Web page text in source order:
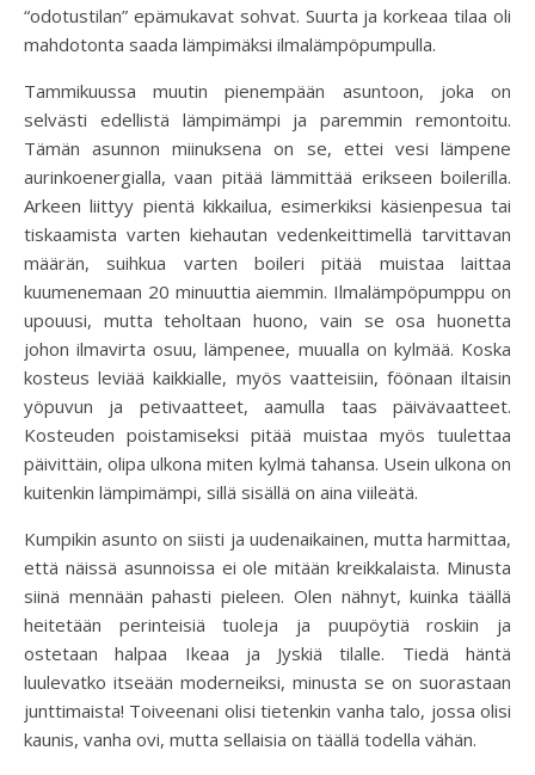
“odotustilan” epämukavat sohvat. Suurta ja korkeaa tilaa oli
mahdotonta saada lämpimäksi ilmalämpöpumpulla.
Tammikuussa muutin pienempään asuntoon, joka on
selvästi edellistä lämpimämpi ja paremmin remontoitu.
Tämän asunnon miinuksena on se, ettei vesi lämpene
aurinkoenergialla, vaan pitää lämmittää erikseen boilerilla.
Arkeen liittyy pientä kikkailua, esimerkiksi käsienpesua tai
tiskaamista varten kiehautan vedenkeittimellä tarvittavan
määrän, suihkua varten boileri pitää muistaa laittaa
kuumenemaan 20 minuuttia aiemmin. Ilmalämpöpumppu on
upouusi, mutta teholtaan huono, vain se osa huonetta
johon ilmavirta osuu, lämpenee, muualla on kylmää. Koska
kosteus leviää kaikkialle, myös vaatteisiin, föönaan iltaisin
yöpuvun ja petivaatteet, aamulla taas päivävaatteet.
Kosteuden poistamiseksi pitää muistaa myös tuulettaa
päivittäin, olipa ulkona miten kylmä tahansa. Usein ulkona on
kuitenkin lämpimämpi, sillä sisällä on aina viileätä.
Kumpikin asunto on siisti ja uudenaikainen, mutta harmittaa,
että näissä asunnoissa ei ole mitään kreikkalaista. Minusta
siinä mennään pahasti pieleen. Olen nähnyt, kuinka täällä
heitetään perinteisiä tuoleja ja puupöytiä roskiin ja
ostetaan halpaa Ikeaa ja Jyskiä tilalle. Tiedä häntä
luulevatko itseään moderneiksi, minusta se on suorastaan
junttimaista! Toiveenani olisi tietenkin vanha talo, jossa olisi
kaunis, vanha ovi, mutta sellaisia on täällä todella vähän.